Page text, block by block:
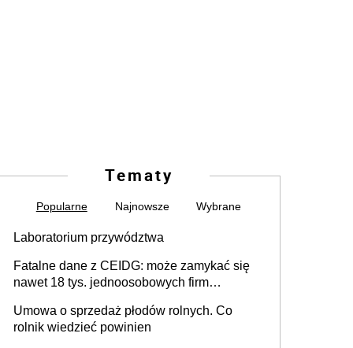
Tematy
Popularne Najnowsze Wybrane
Laboratorium przywództwa
Fatalne dane z CEIDG: może zamykać się
nawet 18 tys. jednoosobowych firm
Umowa o sprzedaż płodów rolnych. Co
rolnik wiedzieć powinien